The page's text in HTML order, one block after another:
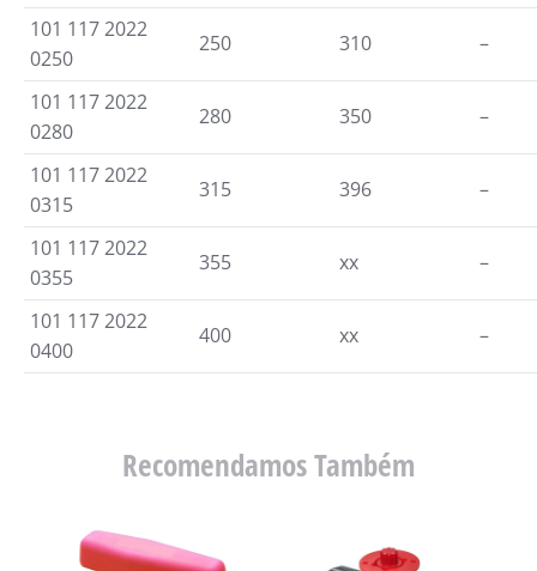
101 117 2022
0250
250 310 –
101 117 2022
0280
280 350 –
101 117 2022
0315
315 396 –
101 117 2022
0355
355 xx –
101 117 2022
0400
400 xx –
Recomendamos Também